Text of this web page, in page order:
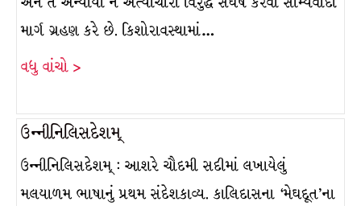
માર્ગ ગ્રહણ કરે છે. કિશોરાવસ્થામાં…
વધુ વાંચો >
ઉન્નીનિલિસદેશમ્
ઉન્નીનિલિસદેશમ્ : આશરે ચૌદમી સદીમાં લખાયેલું
મલયાળમ ભાષાનું પ્રથમ સંદેશકાવ્ય. કાલિદાસના ‘મેઘદૂત’ના